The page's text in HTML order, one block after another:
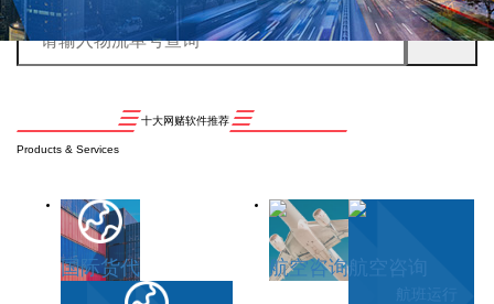
十大网赌软件推荐
Products & Services
国际货代 航空咨询航空咨询
航班运行